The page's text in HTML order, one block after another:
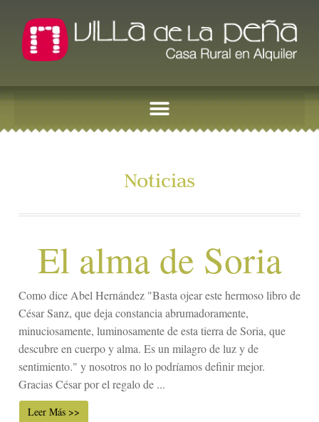
Noticias
El alma de Soria
Como dice Abel Hernández "Basta ojear este hermoso libro de
César Sanz, que deja constancia abrumadoramente,
minuciosamente, luminosamente de esta tierra de Soria, que
descubre en cuerpo y alma. Es un milagro de luz y de
sentimiento." y nosotros no lo podríamos definir mejor.
Gracias César por el regalo de ...
Leer Más >>